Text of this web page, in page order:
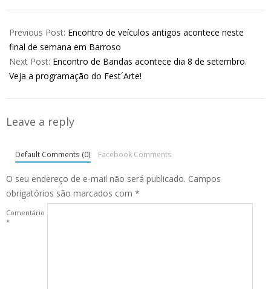
08-
27
Previous Post: Encontro de veículos antigos acontece neste
final de semana em Barroso
Next Post: Encontro de Bandas acontece dia 8 de setembro.
Veja a programação do Fest´Arte!
Leave a reply
Default Comments (0) Facebook Comments
O seu endereço de e-mail não será publicado. Campos
obrigatórios são marcados com *
Comentário
*